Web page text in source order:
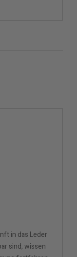
in das Leder
sind, wissen